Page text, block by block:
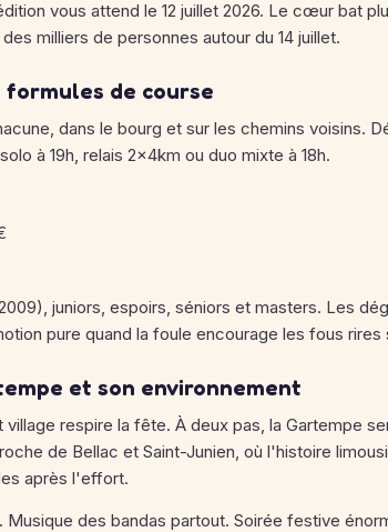
vous attend le 12 juillet 2026. Le cœur bat
milliers de personnes autour du 14 juillet.
de course
dans le bourg et sur les chemins voisins.
à 19h, relais 2x4km ou duo mixte à 18h.
juniors, espoirs, séniors et masters. Les
pure quand la foule encourage les fous rires
et son environnement
village respire la fête. À deux pas, la Gartempe
de Bellac et Saint-Junien, où l'histoire
après l'effort.
Musique des bandas partout. Soirée festive